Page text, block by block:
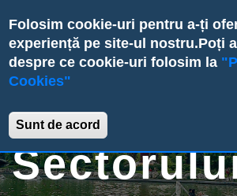
Folosim cookie-uri pentru a-ți
experiență pe site-ul nostru.Poți
despre ce cookie-uri folosim la
Cookies"
Sunt de acord
to
main
content
Primăria